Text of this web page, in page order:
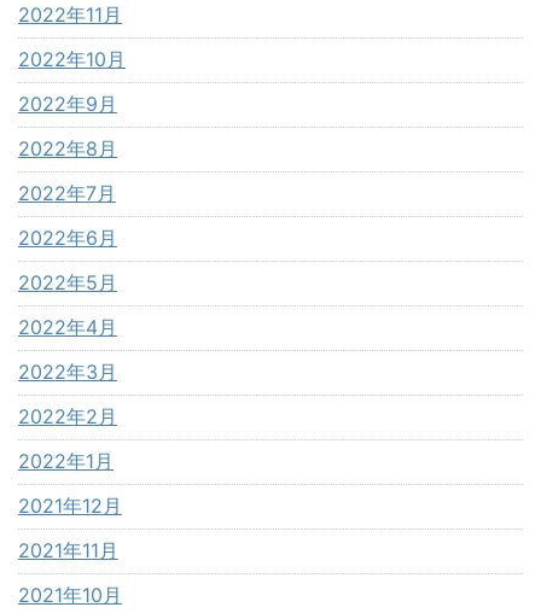
2022年11月
2022年10月
2022年9月
2022年8月
2022年7月
2022年6月
2022年5月
2022年4月
2022年3月
2022年2月
2022年1月
2021年12月
2021年11月
2021年10月